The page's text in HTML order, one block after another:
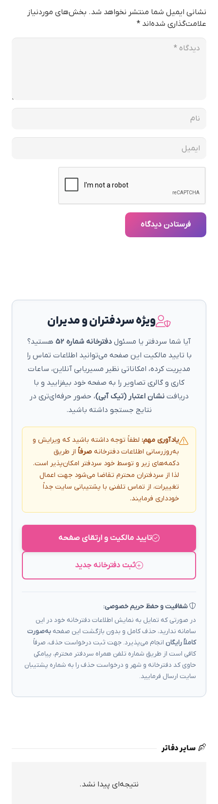
نشانی ایمیل شما منتشر نخواهد شد. بخش‌های موردنیاز
علامت‌گذاری شده‌اند *
فرستادن دیدگاه
ویژه سردفتران و مدیران
آیا شما سردفتر یا مسئول دفترخانه شماره 52
هستید؟
با تایید مالکیت این صفحه می‌توانید اطلاعات تماس را
مدیریت کرده، امکاناتی نظیر مسیریابی آنلاین، ساعات
کاری و گالری تصاویر را به صفحه خود بیفزایید و با
دریافتنشان اعتبار (تیک آبی)، حضور حرفه‌ای‌تری در
نتایج جستجو داشته باشید.
یادآوری مهم: لطفاً توجه داشته باشید که ویرایش و
به‌روزرسانی اطلاعات دفترخانه صرفاً از طریق
دکمه‌های زیر و توسط خود سردفتر امکان‌پذیر است.
لذا از سردفتران محترم تقاضا می‌شود جهت اعمال
تغییرات، از تماس تلفنی با پشتیبانی سایت جداً
خودداری فرمایند.
تایید مالکیت و ارتقای صفحه
ثبت دفترخانه جدید
شفافیت و حفظ حریم خصوصی:
در صورتی که تمایل به نمایش اطلاعات دفترخانه خود در این
سامانه ندارید، حذف کامل و بدون بازگشت این صفحه به‌صورت
کاملاً رایگان انجام می‌پذیرد. جهت ثبت درخواست حذف، صرفاً
کافی است از طریق شماره تلفن همراه سردفتر محترم، پیامکی
حاوی کد دفترخانه و شهر و درخواست حذف را به شماره پشتیبان
سایت ارسال فرمایید.
سایر دفاتر
نتیجه‌ای پیدا نشد.